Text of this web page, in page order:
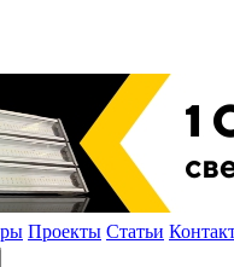
Проекты Статьи